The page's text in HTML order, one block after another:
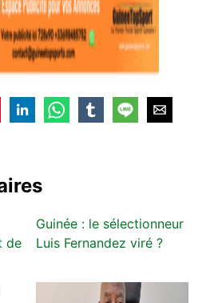
de
Guinée : le sélectionneur
Luis Fernandez viré ?